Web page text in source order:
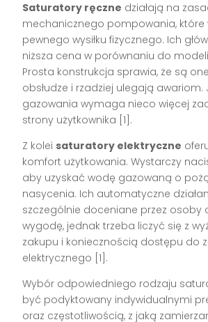
Saturatory ręczne działają na
mechanicznego pompowania,
pewnego wysiłku fizycznego. Ich
niższa cena w porównaniu do
Prosta konstrukcja sprawia, że są
obsłudze i rzadziej ulegają
gazowania wymaga nieco więcej
strony użytkownika [1].
Z kolei saturatory elektryczne
komfort użytkowania. Wystarczy
aby uzyskać wodę gazowaną o
nasycenia. Ich automatyczne
szczególnie doceniane przez osoby
wygodę, jednak trzeba liczyć się z
zakupu i koniecznością dostępu do
elektrycznego [1].
Wybór odpowiedniego rodzaju
być podyktowany indywidualnymi
oraz częstotliwością, z jaką